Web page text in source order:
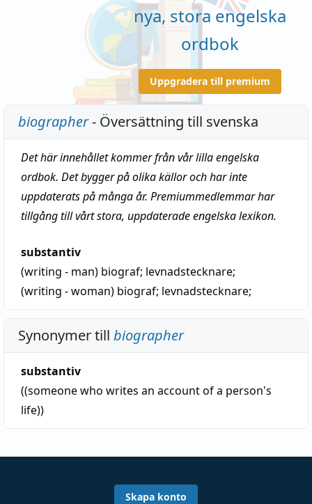
nya, stora engelska
ordbok
Uppgradera till premium
biographer- Översättning till svenska
Det här innehållet kommer från vår lilla engelska
ordbok. Det bygger på olika källor och har inte
uppdaterats på många år. Premiummedlemmar har
tillgång till vårt stora, uppdaterade engelska lexikon.
substantiv
(writing - man) biograf; levnadstecknare;
(writing - woman) biograf; levnadstecknare;
Synonymer till biographer
substantiv
((someone who writes an account of a person's
life))
Skapa konto